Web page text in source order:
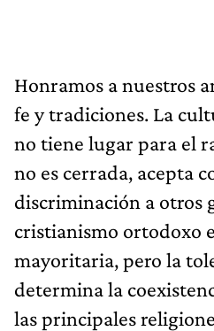
Honramos a nuestros
fe y tradiciones. La
no tiene lugar para el
no es cerrada, acepta
discriminación a otros
cristianismo ortodoxo
mayoritaria, pero la
determina la
las principales